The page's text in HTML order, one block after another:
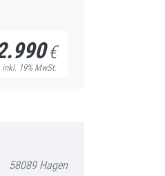
€
inkl. 19% MwSt.
58089 Hagen